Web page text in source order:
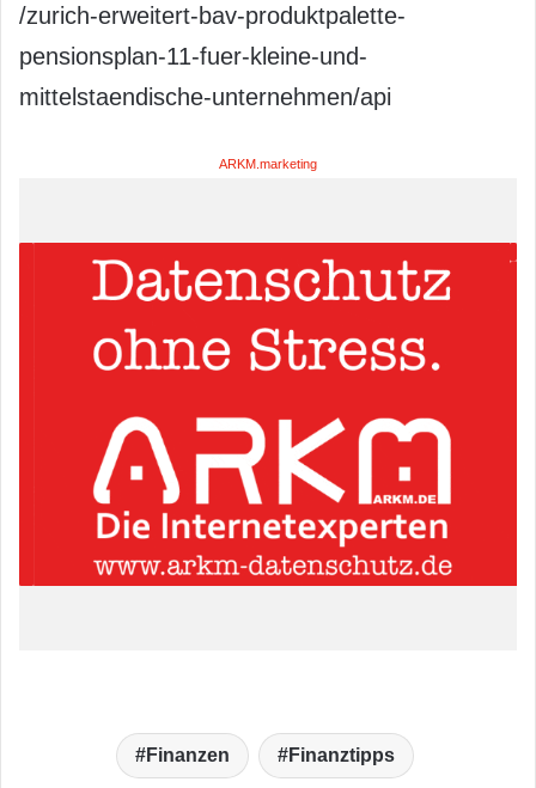
/zurich-erweitert-bav-produktpalette-
pensionsplan-11-fuer-kleine-und-
mittelstaendische-unternehmen/api
ARKM.marketing
Finanzen Finanztipps